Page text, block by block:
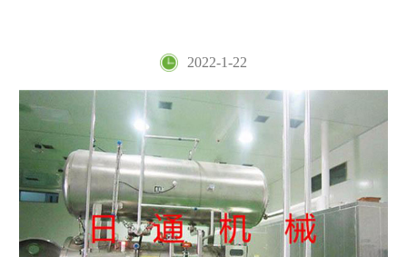
2022-1-22